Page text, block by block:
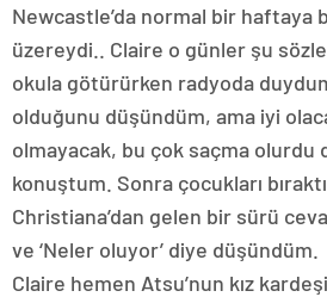
Newcastle’da normal bir haftaya
üzereydi.. Claire o günler şu
okula götürürken radyoda
olduğunu düşündüm, ama iyi
olmayacak, bu çok saçma olurdu
konuştum. Sonra çocukları
Christiana’dan gelen bir sürü
ve ‘Neler oluyor’ diye düşündüm.
Claire hemen Atsu’nun kız